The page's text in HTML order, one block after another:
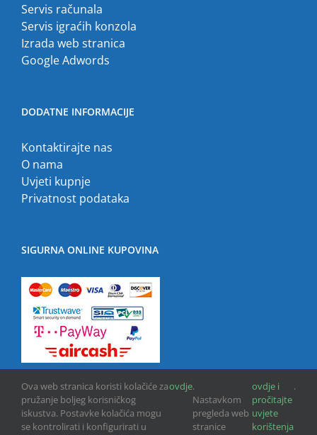
Servis računala
Servis igraćih konzola
Izrada web stranica
Google Adwords
DODATNE INFORMACIJE
Kontaktirajte nas
O nama
Uvjeti kupnje
Privatnost podataka
SIGURNA ONLINE KUPOVINA
Ova web stranica koristi kolačiće za
pružanje boljeg korisničkog
iskustva. Postavke kolačića mogu
se kontrolirati i konfigurirati u
ovdje.
Nastavkom
pregleda web
stranice
ovdje i
pročitajte
uvjete
korištenja
.